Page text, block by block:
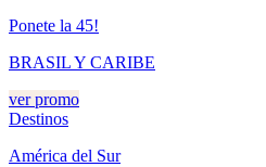
Ponete la 45!
BRASIL Y CARIBE
ver promo
Destinos
América del Sur